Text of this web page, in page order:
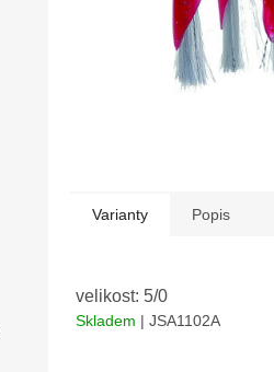
Varianty Popis
velikost: 5/0
Skladem | JSA1102A